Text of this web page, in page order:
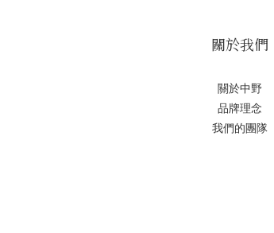
關於我們
關於中野
品牌理念
我們的團隊